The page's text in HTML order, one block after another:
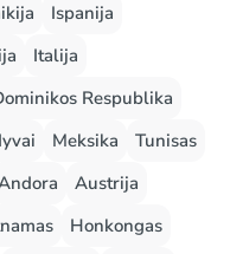
Ispanija
Italija
Respublika
Meksika
Tunisas
Austrija
Honkongas